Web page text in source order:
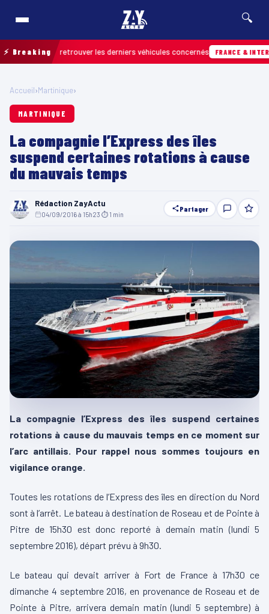
🔍
⚡ Breaking
pour retrouver les derniers véhicules concernés FRANCE &
Accueil›Martinique›
MARTINIQUE
La compagnie l’Express des îles
suspend certaines rotations à cause
du mauvais temps
Rédaction ZayActu
04/09/2016 à 15h23 ⏱ 1 min
Partager
La compagnie l’Express des îles suspend certaines
rotations à cause du mauvais temps en ce moment sur
l’arc antillais. Pour rappel nous sommes toujours en
vigilance orange.
Toutes les rotations de l’Express des îles en direction du Nord
sont à l’arrêt. Le bateau à destination de Roseau et de Pointe à
Pitre de 15h30 est donc reporté à demain matin (lundi 5
septembre 2016), départ prévu à 9h30.
Le bateau qui devait arriver à Fort de France à 17h30 ce
dimanche 4 septembre 2016, en provenance de Roseau et de
Pointe à Pitre, arrivera demain matin (lundi 5 septembre) à